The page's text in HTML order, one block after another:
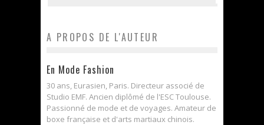
A PROPOS DE L'AUTEUR
En Mode Fashion
30 ans, Eurasien, Paris. Directeur associé de
Studio EMF. Ancien diplômé de l'ESC Toulouse.
Passionné de mode et de voyages. Amateur de
boxe française et d'arts martiaux chinois.